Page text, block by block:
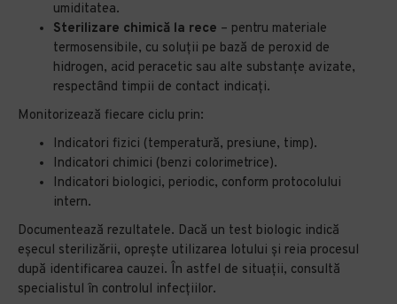
umiditatea.
Sterilizare chimică la rece – pentru materiale
termosensibile, cu soluții pe bază de peroxid de
hidrogen, acid peracetic sau alte substanțe avizate,
respectând timpii de contact indicați.
Monitorizează fiecare ciclu prin:
Indicatori fizici (temperatură, presiune, timp).
Indicatori chimici (benzi colorimetrice).
Indicatori biologici, periodic, conform protocolului
intern.
Documentează rezultatele. Dacă un test biologic indică
eșecul sterilizării, oprește utilizarea lotului și reia procesul
după identificarea cauzei. În astfel de situații, consultă
specialistul în controlul infecțiilor.